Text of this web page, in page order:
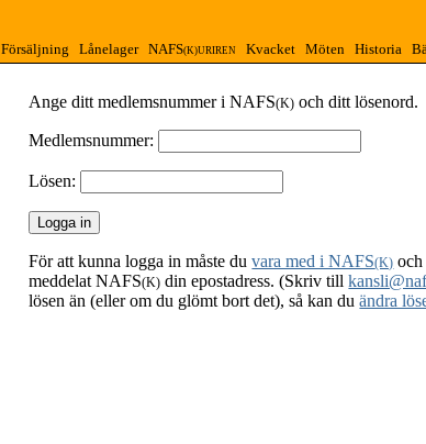
Försäljning Lånelager NAFS(K)URIREN Kvacket Möten Historia
Ange ditt medlemsnummer i NAFS(K) och ditt lösenord.
Medlemsnummer:
Lösen:
För att kunna logga in måste duvara med i NAFS(K) och
meddelat NAFS(K) din epostadress. (Skriv till
lösen än (eller om du glömt bort det), så kan duändra